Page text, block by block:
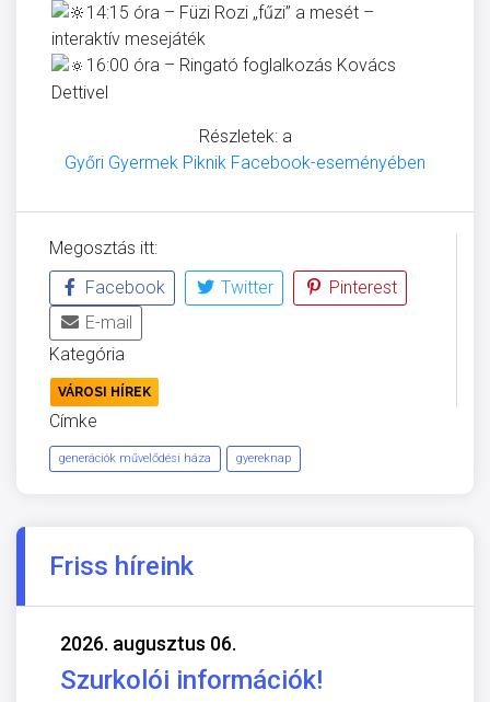
14:15 óra – Füzi Rozi „fűzi” a mesét –
interaktív mesejáték
16:00 óra – Ringató foglalkozás Kovács
Dettivel
Részletek: a
Győri Gyermek Piknik Facebook-eseményében
Megosztás itt:
Facebook
Twitter
Pinterest
E-mail
Kategória
VÁROSI HÍREK
Címke
generációk művelődési háza gyereknap
Friss híreink
2026. augusztus 06.
Szurkolói információk!